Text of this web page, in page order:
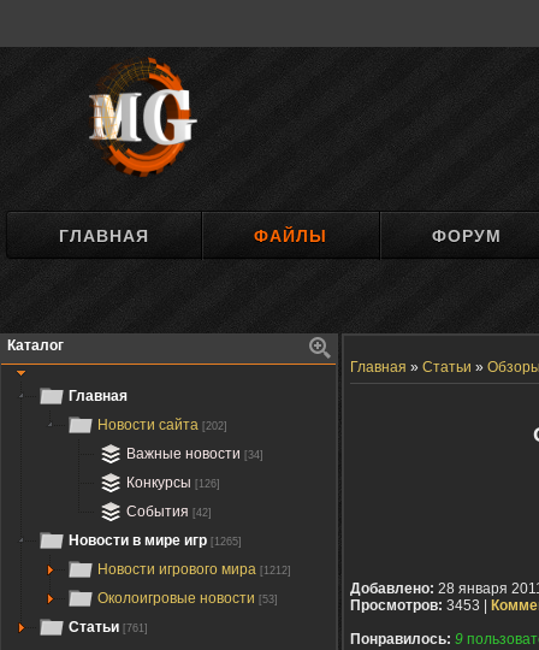
ГЛАВНАЯ ФАЙЛЫ ФОРУМ
Каталог
Главная
Новости сайта [202]
Важные новости [34]
Конкурсы [126]
События [42]
Новости в мире игр [1265]
Новости игрового мира [1212]
Околоигровые новости [53]
Статьи [761]
Главная » Статьи »
Добавлено: 28 января
Просмотров: 3453 |
Понравилось: 9